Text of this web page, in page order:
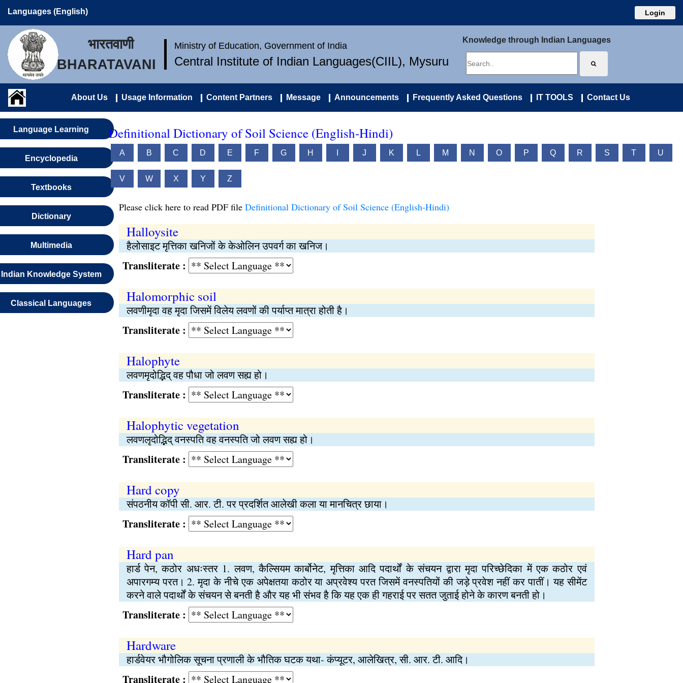
Languages (English) Login
भारतवाणी
BHARATAVANI
Ministry of Education, Government of India
Central Institute of Indian Languages(CIIL), Mysuru
Knowledge through Indian Languages
About Us Usage Information Content Partners Message Announcements Frequently Asked Questions IT TOOLS Contact Us
Language Learning
Encyclopedia
Textbooks
Dictionary
Multimedia
Indian Knowledge System
Classical Languages
Definitional Dictionary of Soil Science (English-Hindi)
A B C D E F G H J K L M N O P Q R S T U
V W X Y Z
Please click here to read PDF file Definitional Dictionary of Soil Science (English-Hindi)
Halloysite
हैलोसाइट मृत्तिका खनिजों के केओलिन उपवर्ग का खनिज।
Transliterate :
Halomorphic soil
लवणीमृदा वह मृदा जिसमें विलेय लवणों की पर्याप्त मात्रा होती है।
Transliterate :
Halophyte
लवणमृदोद्भिद् वह पौधा जो लवण सह्य हो।
Transliterate :
Halophytic vegetation
लवणलृदोद्भिद् वनस्पति वह वनस्पति जो लवण सह्य हो।
Transliterate :
Hard copy
संपठनीय कॉपी सी. आर. टी. पर प्रदर्शित आलेखी कला या मानचित्र छाया।
Transliterate :
Hard pan
हार्ड पेन, कठोर अधःस्तर 1. लवण, कैल्सियम कार्बोनेट, मृत्तिका आदि पदार्थों के संचयन द्वारा मृदा परिच्छेदिका में एक कठोर एवं
अपारगम्य परत। 2. मृदा के नीचे एक अपेक्षतया कठोर या अप्रवेश्य परत जिसमें वनस्पतियों की जड़े प्रवेश नहीं कर पातीं। यह सीमेंट
करने वाले पदार्थों के संचयन से बनती है और यह भी संभव है कि यह एक ही गहराई पर सतत जुताई होने के कारण बनती हो।
Transliterate :
Hardware
हार्डवेयर भौगोलिक सूचना प्रणाली के भौतिक घटक यथा- कंप्यूटर, आलेखित्र, सी. आर. टी. आदि।
Transliterate :